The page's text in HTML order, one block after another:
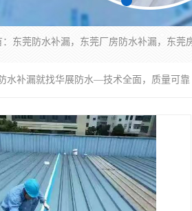
水补漏就找华展防水—技术全面，质量可靠